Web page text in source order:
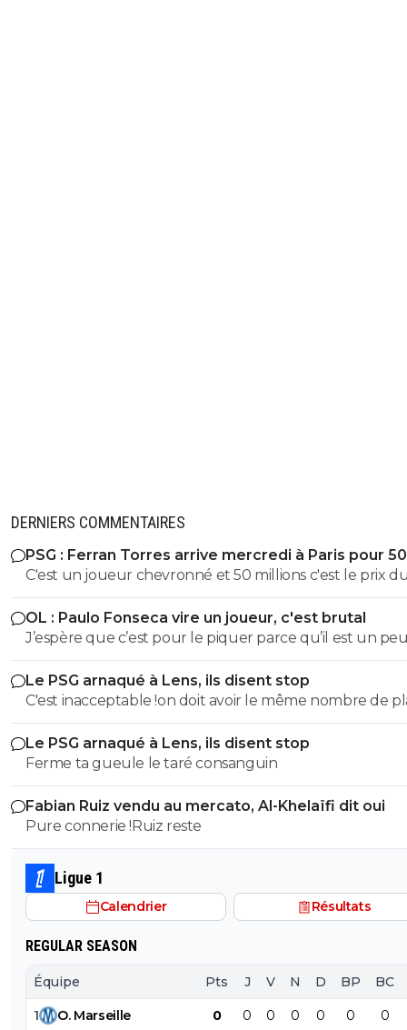
DERNIERS COMMENTAIRES
PSG : Ferran Torres arrive mercredi à Paris pour
C'est un joueur chevronné et 50 millions c'est le prix
marché et Gots n'a rien prouvé
OL : Paulo Fonseca vire un joueur, c'est brutal
J’espère que c’est pour le piquer parce qu’il est un
nonchalant
Le PSG arnaqué à Lens, ils disent stop
C'est inacceptable !on doit avoir le même nombre de
que Lens. c'est de pire en pire la gestion des
France
Le PSG arnaqué à Lens, ils disent stop
Ferme ta gueule le taré consanguin
Fabian Ruiz vendu au mercato, Al-Khelaïfi dit oui
Pure connerie !Ruiz reste
Ligue 1
Calendrier Résultats
REGULAR SEASON
Équipe Pts J V N D BP BC
1 O. Marseille 0 0 0 0 0 0 0